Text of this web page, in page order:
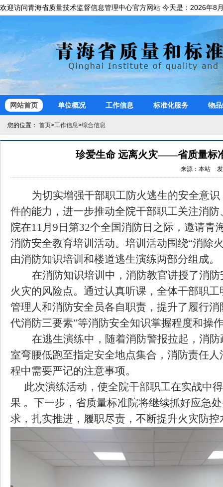
欢迎访问青海省质量技术监督信息管理中心官方网站 今天是：
网站首页 单位概况 工作信息 标准化服务 物
您的位置： 首页>工作信息>综合信息
珍爱生命 远离火灾——省质量标
为切实增强干部职工防火逃生的安全意
件的能力，进一步推动全院干部职工关注消
院在11月9日第32个全国消防日之际，邀请青
消防安全教育培训活动。培训活动围绕“消除
由消防知识培训和楼道逃生演练两部分组成。
在消防知识培训中，消防教官讲授了消
火灾的风险点。通过认真听课，全体干部职
管理人和消防安全员各自职责，提升了履行
代消防三要素”等消防安全知识掌握程度和操
在逃生演练中，随着消防警报拉起，消
室弯腰低跑至指定安全地点集合，消防责任
程中需要严记的注意事项。
此次演练活动，使全院干部职工在实战中
果 。 下一步，省质量标准院将继续抓好应急
求，扎实推进，履职尽责，不断提升火灾防